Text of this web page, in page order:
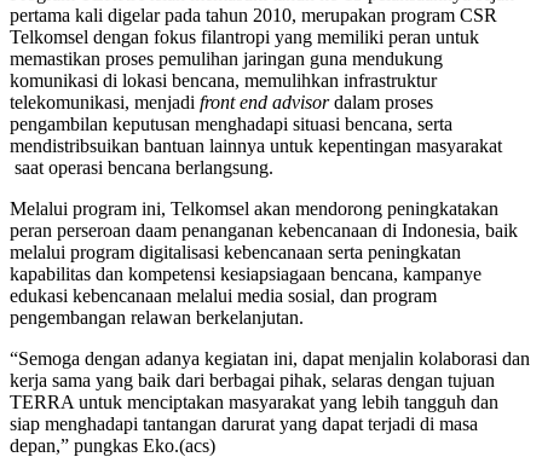
pertama kali digelar pada tahun 2010, merupakan program CSR
Telkomsel dengan fokus filantropi yang memiliki peran untuk
memastikan proses pemulihan jaringan guna mendukung
komunikasi di lokasi bencana, memulihkan infrastruktur
telekomunikasi, menjadi front end advisordalam proses
pengambilan keputusan menghadapi situasi bencana, serta
mendistribsuikan bantuan lainnya untuk kepentingan masyarakat
saat operasi bencana berlangsung.
Melalui program ini, Telkomsel akan mendorong peningkatakan
peran perseroan daam penanganan kebencanaan di Indonesia, baik
melalui program digitalisasi kebencanaan serta peningkatan
kapabilitas dan kompetensi kesiapsiagaan bencana, kampanye
edukasi kebencanaan melalui media sosial, dan program
pengembangan relawan berkelanjutan.
“Semoga dengan adanya kegiatan ini, dapat menjalin kolaborasi dan
kerja sama yang baik dari berbagai pihak, selaras dengan tujuan
TERRA untuk menciptakan masyarakat yang lebih tangguh dan
siap menghadapi tantangan darurat yang dapat terjadi di masa
depan,” pungkas Eko.(acs)